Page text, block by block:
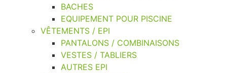
BACHES
EQUIPEMENT POUR PISCINE
VÊTEMENTS / EPI
PANTALONS / COMBINAISONS
VESTES / TABLIERS
AUTRES EPI